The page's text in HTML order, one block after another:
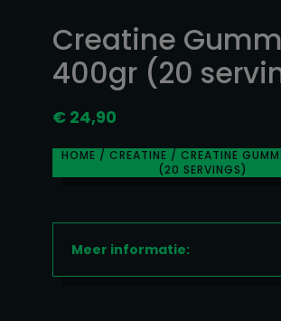
Creatine
400gr (20
€ 24,90
HOME / CREATINE / CREATINE
(20 SERVINGS)
Meer informatie: